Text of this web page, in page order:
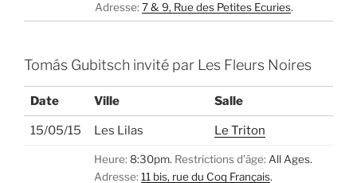
Adresse: 7 & 9, Rue des Petites Ecuries.
Tomás Gubitsch invité par Les Fleurs Noires
Date Ville Salle
15/05/15 Les Lilas Le Triton
Heure: 8:30pm. Restrictions d’âge: All Ages.
Adresse: 11 bis, rue du Coq Français.